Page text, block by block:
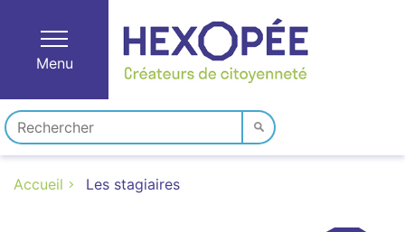
Menu
Accueil Les stagiaires